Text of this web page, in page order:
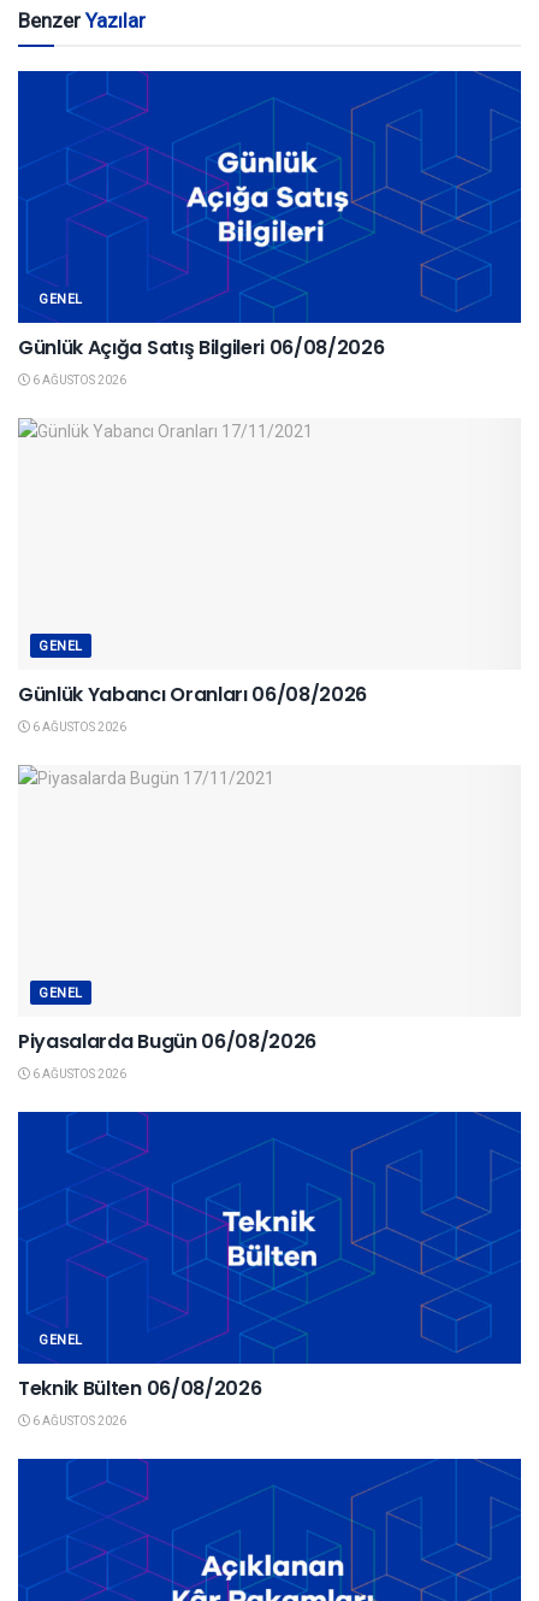
BenzerYazılar
GENEL
Günlük Açığa Satış Bilgileri 06/08/2026
6 AĞUSTOS 2026
GENEL
Günlük Yabancı Oranları 06/08/2026
6 AĞUSTOS 2026
GENEL
Piyasalarda Bugün 06/08/2026
6 AĞUSTOS 2026
GENEL
Teknik Bülten 06/08/2026
6 AĞUSTOS 2026